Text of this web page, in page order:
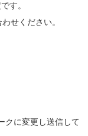
す。
せください。
に変更し送信して